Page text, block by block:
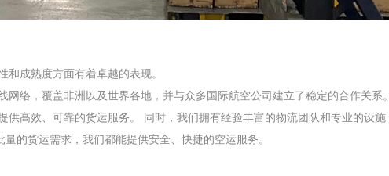
成熟度方面有着卓越的表现。
网络，覆盖非洲以及世界各地，并与众多国际航空公司建立了稳定的合作关系
高效、可靠的货运服务。
同时，我们拥有经验丰富的物流团队和专业的设
的货运需求，我们都能提供安全、快捷的空运服务。